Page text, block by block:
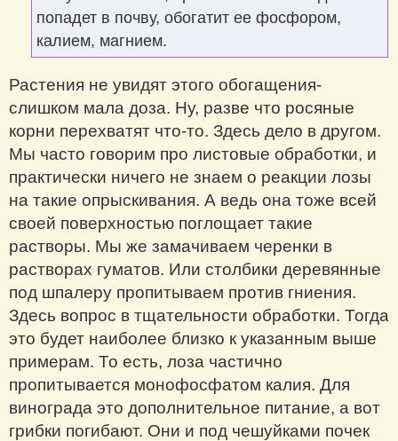
попадет в почву, обогатит ее фосфором,
калием, магнием.
Растения не увидят этого обогащения-
слишком мала доза. Ну, разве что росяные
корни перехватят что-то. Здесь дело в другом.
Мы часто говорим про листовые обработки, и
практически ничего не знаем о реакции лозы
на такие опрыскивания. А ведь она тоже всей
своей поверхностью поглощает такие
растворы. Мы же замачиваем черенки в
растворах гуматов. Или столбики деревянные
под шпалеру пропитываем против гниения.
Здесь вопрос в тщательности обработки. Тогда
это будет наиболее близко к указанным выше
примерам. То есть, лоза частично
пропитывается монофосфатом калия. Для
винограда это дополнительное питание, а вот
грибки погибают. Они и под чешуйками почек